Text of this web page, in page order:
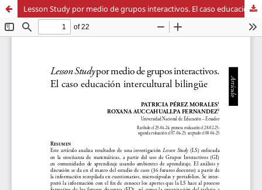
Lesson Study por medio de grupos interactivos. El caso educación intercultural bilingüe